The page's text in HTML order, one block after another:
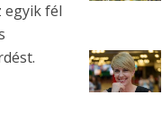
egyik fél